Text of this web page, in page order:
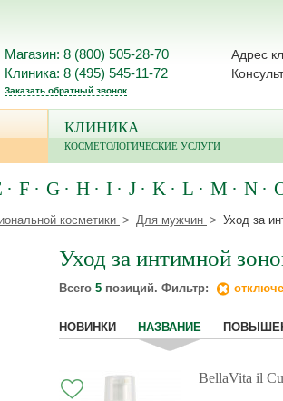
Магазин: 8 (800) 505-28-70
Клиника: 8 (495) 545-11-72
Заказать обратный звонок
Адрес
КЛИНИКА
КОСМЕТОЛОГИЧЕСКИЕ УСЛУГИ
F G H I J K L M N
косметики Для мужчин Уход за
Уход за интимной
Всего 5 позиций. Фильтр:
НОВИНКИ НАЗВАНИЕ
BellaVita il